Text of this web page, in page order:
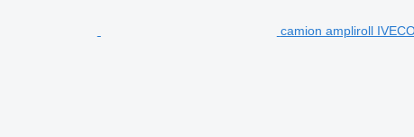
camion ampliroll